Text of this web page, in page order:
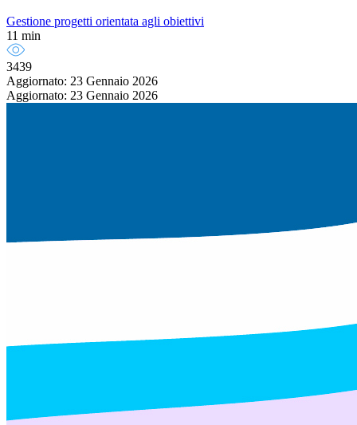
Gestione progetti orientata agli obiettivi
11 min
3439
Aggiornato: 23 Gennaio 2026
Aggiornato: 23 Gennaio 2026